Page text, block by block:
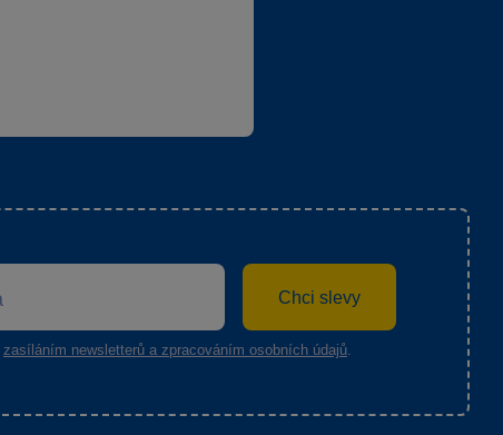
Chci slevy
zasíláním newsletterů a zpracováním osobních údajů